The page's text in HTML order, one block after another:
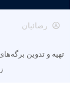
رضائیان
تهیه و تدوین
زیر